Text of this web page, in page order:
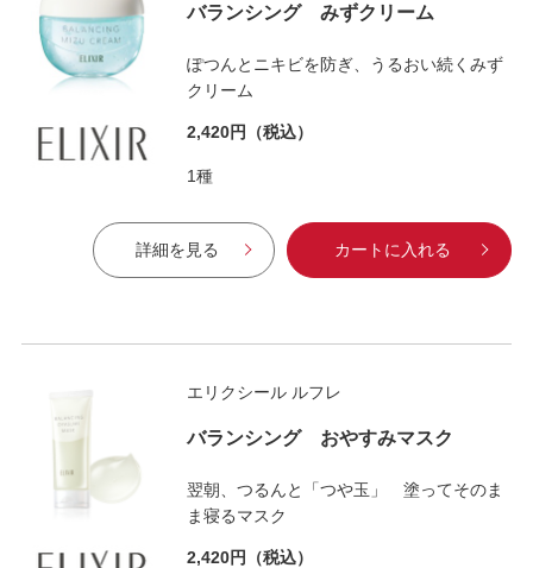
バランシング みずクリーム
ぽつんとニキビを防ぎ、うるおい続くみず
クリーム
2,420円 （税込）
1種
詳細を見る カートに入れる
エリクシール ルフレ
バランシング おやすみマスク
翌朝、つるんと「つや玉」 塗ってそのま
ま寝るマスク
2,420円 （税込）